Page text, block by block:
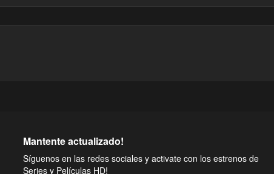
Mantente actualizado!
Síguenos en las redes sociales y activate con los estrenos de
Series y Películas HD!